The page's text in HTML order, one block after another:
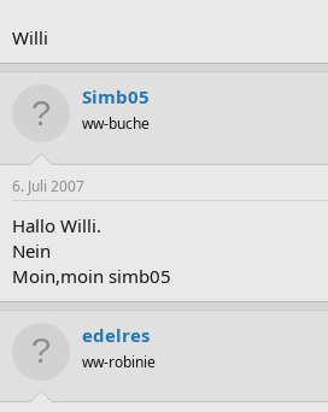
Willi
Simb05
ww-buche
6. Juli 2007
Hallo Willi.
Nein
Moin,moin simb05
edelres
ww-robinie